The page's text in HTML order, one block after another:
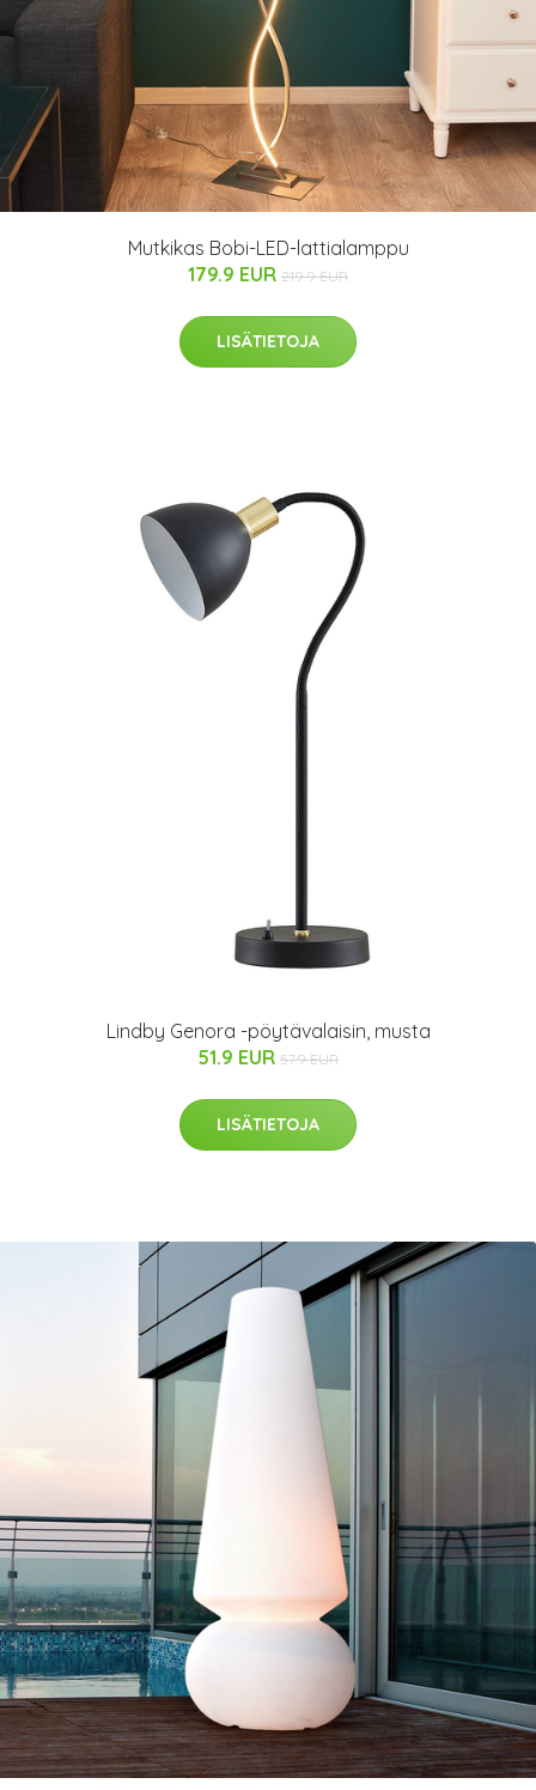
Mutkikas Bobi-LED-lattialamppu
179.9 EUR 219.9 EUR
LISÄTIETOJA
Lindby Genora -pöytävalaisin, musta
51.9 EUR 57.9 EUR
LISÄTIETOJA